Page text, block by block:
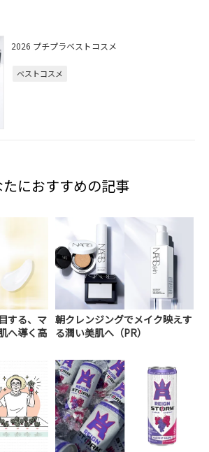
2026 プチプラベストコスメ
ベストコスメ
たにおすすめの記事
する、マ
へ導く高
朝クレンジングでメイク映えす
る潤い美肌へ（PR）